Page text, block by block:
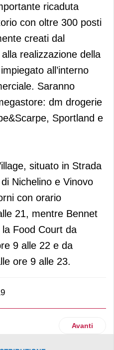
ricaduta
con oltre 300 posti
creati dal
realizzazione della
all’interno
Saranno
dm drogerie
Sportland e
situato in Strada
Nichelino e Vinovo
con orario
21, mentre Bennet
Food Court da
9 alle 22 e da
ore 9 alle 23.
novità dedicate a Pets 2
Articolo
Avanti